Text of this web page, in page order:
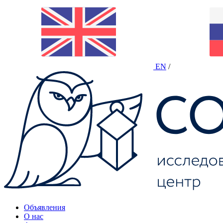
EN /
Объявления
О нас